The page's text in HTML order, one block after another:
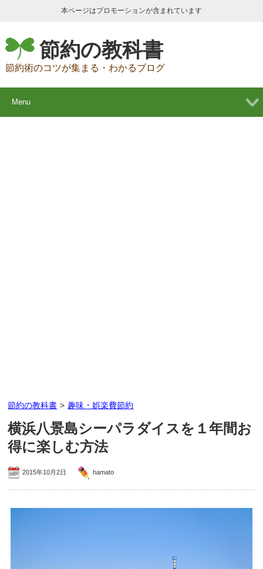
本ページはプロモーションが含まれています
節約の教科書
節約術のコツが集まる・わかるブログ
Menu
節約の教科書 > 趣味・娯楽費節約
横浜八景島シーパラダイスを１年間お
得に楽しむ方法
2015年10月2日 hamato